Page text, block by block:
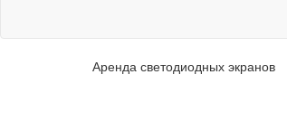
Аренда светодиодных экранов